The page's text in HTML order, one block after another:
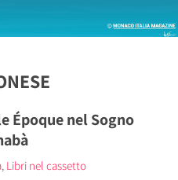
Époque nel Sogno
, Libri nel cassetto